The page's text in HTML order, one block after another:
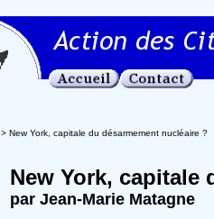
> New York, capitale du désarmement nucléaire ?
New York, capitale
par Jean-Marie Matagne